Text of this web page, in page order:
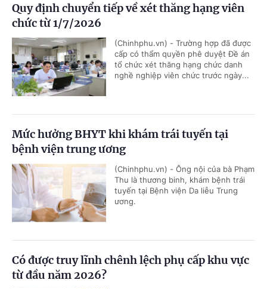
Quy định chuyển tiếp về xét thăng hạng viên
chức từ 1/7/2026
(Chinhphu.vn) - Trường hợp đã được
cấp có thẩm quyền phê duyệt Đề án
tổ chức xét thăng hạng chức danh
nghề nghiệp viên chức trước ngày...
Mức hưởng BHYT khi khám trái tuyến tại
bệnh viện trung ương
(Chinhphu.vn) - Ông nội của bà Phạm
Thu là thương binh, khám bệnh trái
tuyến tại Bệnh viện Da liễu Trung
ương.
Có được truy lĩnh chênh lệch phụ cấp khu vực
từ đầu năm 2026?